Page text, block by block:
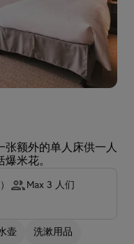
额外的单人床供一人
米花。
Max 3 人们
壶 洗漱用品